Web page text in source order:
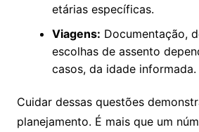
etárias específicas.
Viagens: Documentação,
escolhas de assento
casos, da idade informada.
Cuidar dessas questões
planejamento. É mais que um